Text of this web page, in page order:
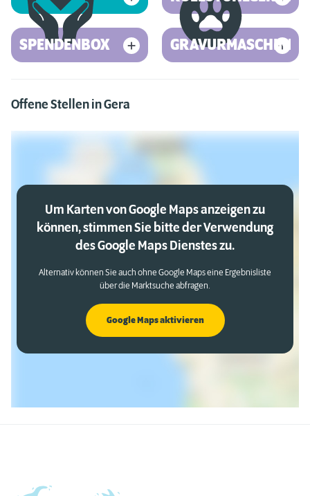
SPENDENBOX GRAVURMASCHINE
Offene Stellen in Gera
Um Karten von Google Maps anzeigen zu
können, stimmen Sie bitte der Verwendung
des Google Maps Dienstes zu.
Alternativ können Sie auch ohne Google Maps eine Ergebnisliste
über die Marktsuche abfragen.
Google Maps aktivieren